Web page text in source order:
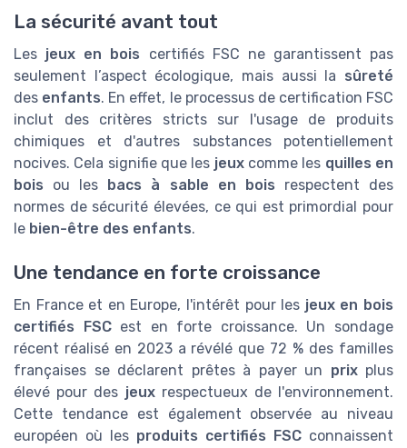
La sécurité avant tout
Les jeux en bois certifiés FSC ne garantissent pas
seulement l’aspect écologique, mais aussi la sûreté
des enfants. En effet, le processus de certification FSC
inclut des critères stricts sur l'usage de produits
chimiques et d'autres substances potentiellement
nocives. Cela signifie que les jeuxcomme les quilles en
bois ou les bacs à sable en bois respectent des
normes de sécurité élevées, ce qui est primordial pour
le bien-être des enfants.
Une tendance en forte croissance
En France et en Europe, l'intérêt pour les jeux en bois
certifiés FSCest en forte croissance. Un sondage
récent réalisé en 2023 a révélé que 72 % des familles
françaises se déclarent prêtes à payer un prixplus
élevé pour des jeuxrespectueux de l'environnement.
Cette tendance est également observée au niveau
européen où les produits certifiés FSC connaissent